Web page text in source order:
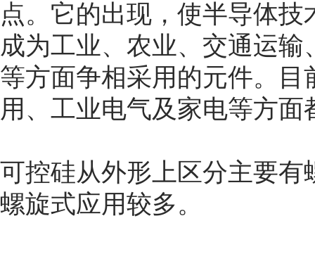
点。它的出现，使半导体
成为工业、农业、交通运
等方面争相采用的元件。
用、工业电气及家电等方面
可控硅从外形上区分主要
螺旋式应用较多。